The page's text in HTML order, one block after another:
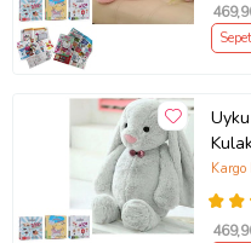
469
Kargo
469